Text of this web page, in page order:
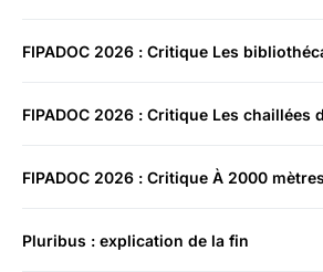
FIPADOC 2026 : Critique Les
FIPADOC 2026 : Critique Les chaillées
FIPADOC 2026 : Critique À 2000
Pluribus : explication de la fin